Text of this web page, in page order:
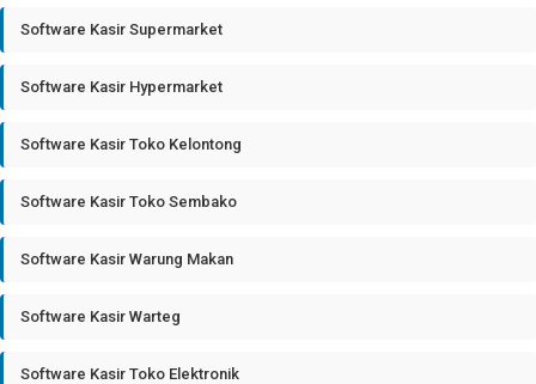
Software Kasir Supermarket
Software Kasir Hypermarket
Software Kasir Toko Kelontong
Software Kasir Toko Sembako
Software Kasir Warung Makan
Software Kasir Warteg
Software Kasir Toko Elektronik